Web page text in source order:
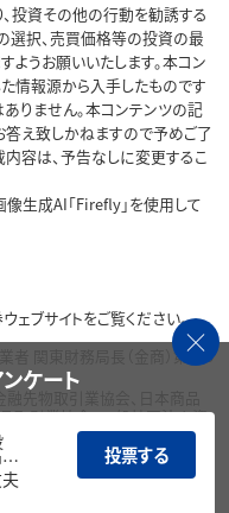
投資その他の行動を勧誘する
選択、売買価格等の投資の最
ようお願いいたします。本コン
情報源から入手したものです
りません。本コンテンツの記
え致しかねますので予めご了
内容は、予告なしに変更するこ
生成AI「Firefly」を使用して
ブサイトをご覧ください。
者 関東財務局長（金商）第195
先物取引業協会、日本商品
取引業協会、一般社団法人資
ケート
…
投票する